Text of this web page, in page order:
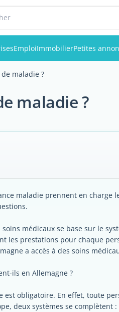
EmploiImmobilierPetites
maladie ?
maladie ?
maladie prennent en charge
médicaux se base sur le
les prestations pour chaque
a accès à des soins
ils en Allemagne ?
est obligatoire. En effet, toute
deux systèmes se complètent :